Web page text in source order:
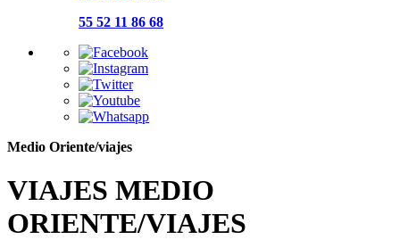
55 52 11 86 68
Medio Oriente/viajes
VIAJES MEDIO
ORIENTE/VIAJES